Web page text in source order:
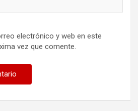
electrónico y web en este
vez que comente.